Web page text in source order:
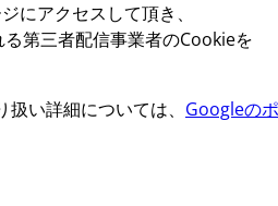
にアクセスして頂き、
第三者配信事業者のCookieを
い詳細については、 Googleの